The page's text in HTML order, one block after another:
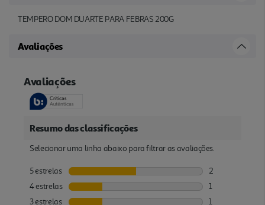
TEMPERO DOM DUARTE PARA FEBRAS 200G
Avaliações